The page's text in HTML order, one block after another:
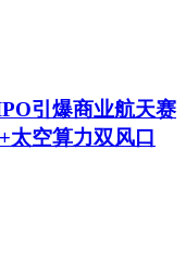
引爆商业航天赛
太空算力双风口